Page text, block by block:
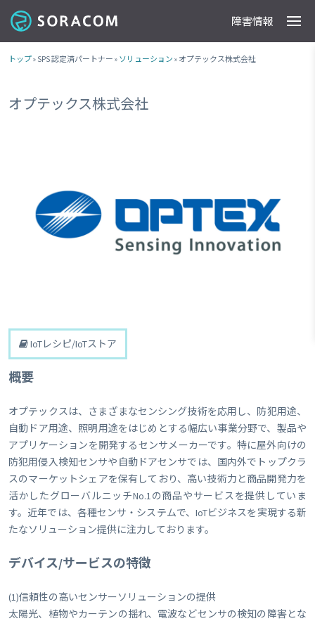
製品
事例
料金
ドキュメント
導入支援
IoTストア
最新情報 障害情報
トップ» SPS 認定済パートナー » ソリューション » オプテックス株式会社
オプテックス株式会社
IoTレシピ/IoTストア
概要
オプテックスは、さまざまなセンシング技術を応用し、防犯用途、
自動ドア用途、照明用途をはじめとする幅広い事業分野で、製品や
アプリケーションを開発するセンサメーカーです。特に屋外向けの
防犯用侵入検知センサや自動ドアセンサでは、国内外でトップクラ
スのマーケットシェアを保有しており、高い技術力と商品開発力を
活かしたグローバルニッチNo.1の商品やサービスを提供していま
す。近年では、各種センサ・システムで、IoTビジネスを実現する新
たなソリューション提供に注力しております。
デバイス/サービスの特徴
(1)信頼性の高いセンサーソリューションの提供
太陽光、植物やカーテンの揺れ、電波などセンサの検知の障害とな